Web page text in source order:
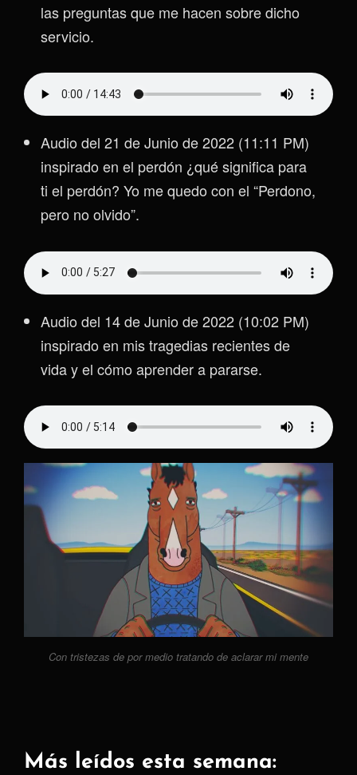
las preguntas que me hacen sobre dicho
servicio.
Audio del 21 de Junio de 2022 (11:11 PM)
inspirado en el perdón ¿qué significa para
ti el perdón? Yo me quedo con el “Perdono,
pero no olvido”.
Audio del 14 de Junio de 2022 (10:02 PM)
inspirado en mis tragedias recientes de
vida y el cómo aprender a pararse.
Con tristezas de por medio tratando de aclarar mi mente
Más leídos esta semana: